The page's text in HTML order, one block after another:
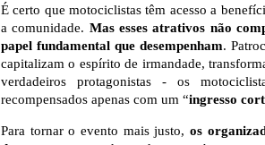
É certo que motociclistas têm acesso a
a comunidade. Mas esses atrativos não
papel fundamental que desempenham.
capitalizam o espírito de irmandade,
verdadeiros protagonistas - os
recompensados apenas com um “ingresso
Para tornar o evento mais justo, os